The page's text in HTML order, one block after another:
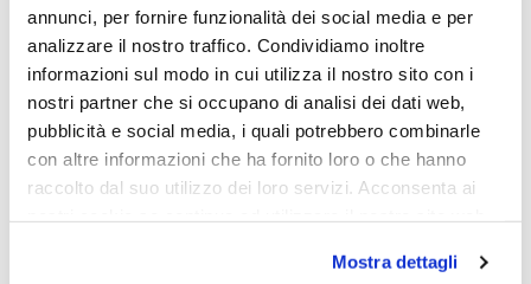
annunci, per fornire funzionalità dei social media e per
analizzare il nostro traffico. Condividiamo inoltre
informazioni sul modo in cui utilizza il nostro sito con i
nostri partner che si occupano di analisi dei dati web,
pubblicità e social media, i quali potrebbero combinarle
con altre informazioni che ha fornito loro o che hanno
raccolto dal suo utilizzo dei loro servizi. Acconsenta ai
Mostra dettagli
Potenza e attacco
1 x max 10W - E14
Classe energetica
A++, A+
Schemi tecnici